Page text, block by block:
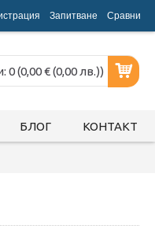
Запитване Срaвни
0 (0,00 € (0,00 лв.))
БЛОГ КОНТАКТ